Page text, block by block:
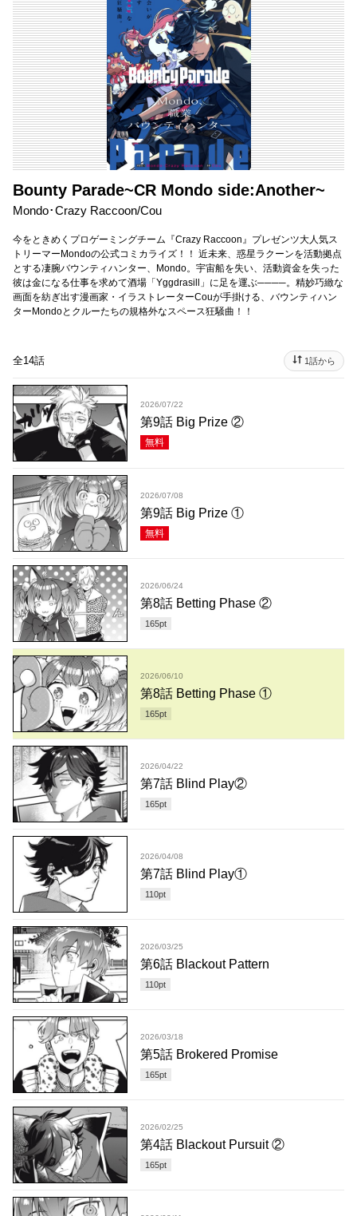
Bounty Parade~CR Mondo side:Another~
Mondo･Crazy Raccoon/Cou
今をときめくプロゲーミングチーム『Crazy Raccoon』プレゼンツ大人気ス
トリーマーMondoの公式コミカライズ！！ 近未来、惑星ラクーンを活動拠点
とする凄腕バウンティハンター、Mondo。宇宙船を失い、活動資金を失った
彼は金になる仕事を求めて酒場「Yggdrasill」に足を運ぶ────。精妙巧緻な
画面を紡ぎ出す漫画家・イラストレーターCouが手掛ける、バウンティハン
ターMondoとクルーたちの規格外なスペース狂騒曲！！
全14話 1話から
2026/07/22
第9話 Big Prize ②
無料
2026/07/08
第9話 Big Prize ①
無料
2026/06/24
第8話 Betting Phase ②
165pt
2026/06/10
第8話 Betting Phase ①
165pt
2026/04/22
第7話 Blind Play②
165pt
2026/04/08
第7話 Blind Play①
110pt
2026/03/25
第6話 Blackout Pattern
110pt
2026/03/18
第5話 Brokered Promise
165pt
2026/02/25
第4話 Blackout Pursuit ②
165pt